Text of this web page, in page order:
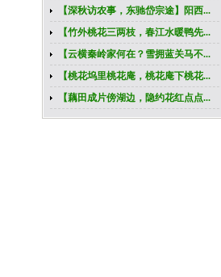
【深秋访农事，东驰岱宗途】阳西...
【竹外桃花三两枝，春江水暖鸭先...
【云横秦岭家何在？雪拥蓝关马不...
【桃花坞里桃花庵，桃花庵下桃花...
【藕田成片傍湖边，隐约花红点点...